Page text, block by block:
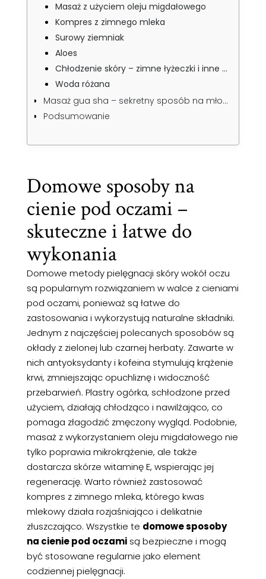
Masaż z użyciem oleju migdałowego
Kompres z zimnego mleka
Surowy ziemniak
Aloes
Chłodzenie skóry – zimne łyżeczki i inne metody
Woda różana
Masaż gua sha – sekretny sposób na młodsze spojrzenie
Podsumowanie
Domowe sposoby na
cienie pod oczami –
skuteczne i łatwe do
wykonania
Domowe metody pielęgnacji skóry wokół oczu
są popularnym rozwiązaniem w walce z cieniami
pod oczami, ponieważ są łatwe do
zastosowania i wykorzystują naturalne składniki.
Jednym z najczęściej polecanych sposobów są
okłady z zielonej lub czarnej herbaty. Zawarte w
nich antyoksydanty i kofeina stymulują krążenie
krwi, zmniejszając opuchliznę i widoczność
przebarwień. Plastry ogórka, schłodzone przed
użyciem, działają chłodząco i nawilżająco, co
pomaga złagodzić zmęczony wygląd. Podobnie,
masaż z wykorzystaniem oleju migdałowego nie
tylko poprawia mikrokrążenie, ale także
dostarcza skórze witaminę E, wspierając jej
regenerację. Warto również zastosować
kompres z zimnego mleka, którego kwas
mlekowy działa rozjaśniająco i delikatnie
złuszczająco. Wszystkie te domowe sposoby
na cienie pod oczamisą bezpieczne i mogą
być stosowane regularnie jako element
codziennej pielęgnacji.